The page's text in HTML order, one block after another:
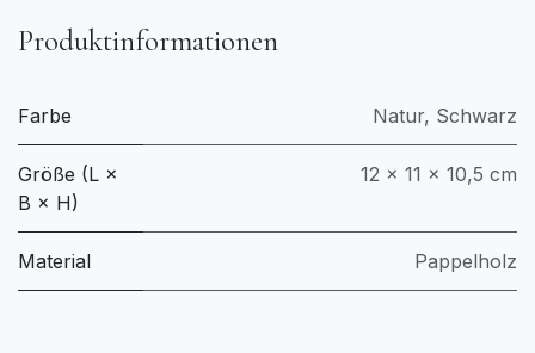
Produktinformationen
Farbe Natur, Schwarz
Größe (L ×
B × H)
12 × 11 × 10,5 cm
Material Pappelholz